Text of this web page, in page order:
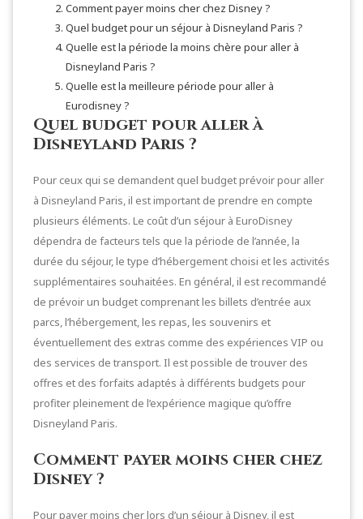
Comment payer moins cher chez Disney ?
Quel budget pour un séjour à Disneyland Paris ?
Quelle est la période la moins chère pour aller à
Disneyland Paris ?
Quelle est la meilleure période pour aller à
Eurodisney ?
Quel budget pour aller à
Disneyland Paris ?
Pour ceux qui se demandent quel budget prévoir pour aller
à Disneyland Paris, il est important de prendre en compte
plusieurs éléments. Le coût d’un séjour à EuroDisney
dépendra de facteurs tels que la période de l’année, la
durée du séjour, le type d’hébergement choisi et les activités
supplémentaires souhaitées. En général, il est recommandé
de prévoir un budget comprenant les billets d’entrée aux
parcs, l’hébergement, les repas, les souvenirs et
éventuellement des extras comme des expériences VIP ou
des services de transport. Il est possible de trouver des
offres et des forfaits adaptés à différents budgets pour
profiter pleinement de l’expérience magique qu’offre
Disneyland Paris.
Comment payer moins cher chez
Disney ?
Pour payer moins cher lors d’un séjour à Disney, il est